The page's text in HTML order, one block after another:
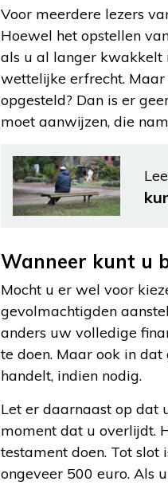
Voor meerdere lezers
Hoewel het opstellen
als u al langer kwakkelt
wettelijke erfrecht.
opgesteld? Dan is er
moet aanwijzen, die
Wanneer kunt u
Mocht u er wel voor
gevolmachtigden
anders uw volledige
te doen. Maar ook in
handelt, indien nodig.
Let er daarnaast op dat
moment dat u overlijdt.
testament doen. Tot slot
ongeveer 500 euro. Als